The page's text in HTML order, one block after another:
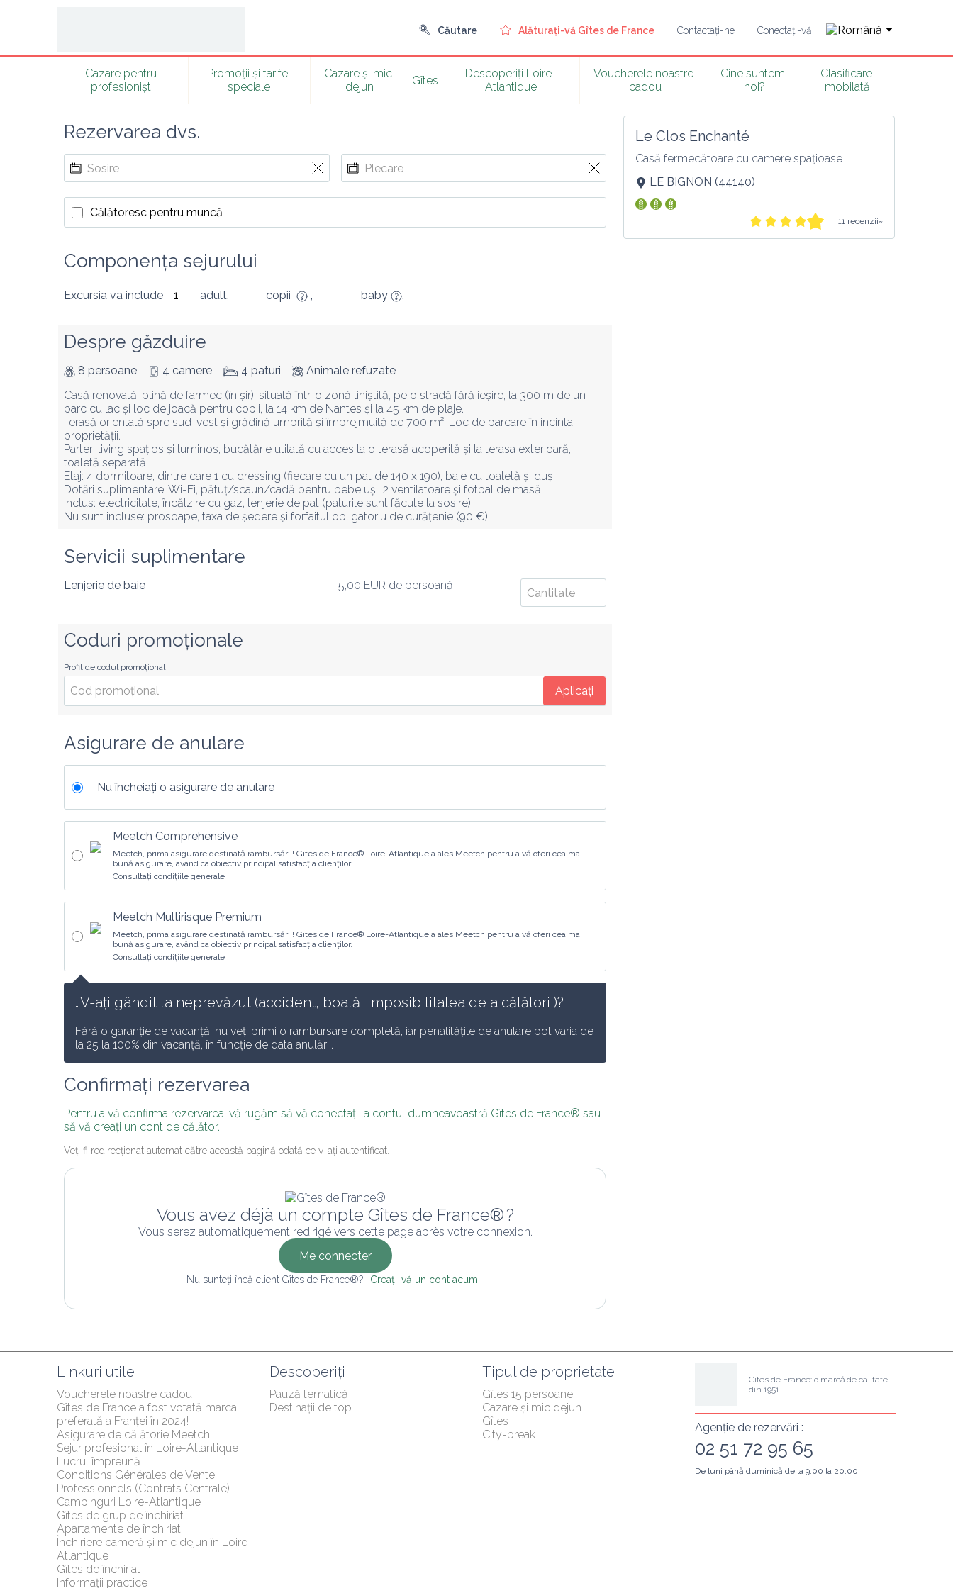
Căutare Alăturați-vă Gîtes de France Contactați-ne Conectați-vă
Cazare pentru
profesioniști
Promoții și tarife
speciale
Cazare și mic
dejun
Gîtes
Descoperiți Loire-
Atlantique
Voucherele noastre
cadou
Cine suntem
noi?
Clasificare
mobilată
Rezervarea dvs.
Călătoresc pentru muncă
Componența sejurului
Excursia va include adult, copii , baby .
Despre găzduire
8 persoane 4 camere 4 paturi
Animale refuzate
Casă renovată, plină de farmec (în șir), situată într-o zonă liniștită, pe o stradă fără ieșire, la 300 m de un
parc cu lac și loc de joacă pentru copii, la 14 km de Nantes și la 45 km de plaje.
Terasă orientată spre sud-vest și grădină umbrită și împrejmuită de 700 m². Loc de parcare în incinta
proprietății.
Parter: living spațios și luminos, bucătărie utilată cu acces la o terasă acoperită și la terasa exterioară,
toaletă separată.
Etaj: 4 dormitoare, dintre care 1 cu dressing (fiecare cu un pat de 140 x 190), baie cu toaletă și duș.
Dotări suplimentare: Wi-Fi, pătuț/scaun/cadă pentru bebeluși, 2 ventilatoare și fotbal de masă.
Inclus: electricitate, încălzire cu gaz, lenjerie de pat (paturile sunt făcute la sosire).
Nu sunt incluse: prosoape, taxa de ședere și forfaitul obligatoriu de curățenie (90 €).
Servicii suplimentare
Lenjerie de baie 5,00 EUR de persoană
Coduri promoționale
Profit de codul promoțional
Aplicați
Asigurare de anulare
Nu încheiați o asigurare de anulare
Meetch Comprehensive
Meetch, prima asigurare destinată rambursării! Gîtes de France® Loire-Atlantique a ales Meetch pentru a vă oferi cea mai
bună asigurare, având ca obiectiv principal satisfacția clienților.
Consultați condițiile generale
Meetch Multirisque Premium
Meetch, prima asigurare destinată rambursării! Gîtes de France® Loire-Atlantique a ales Meetch pentru a vă oferi cea mai
bună asigurare, având ca obiectiv principal satisfacția clienților.
Consultați condițiile generale
…V-ați gândit la neprevăzut (accident, boală, imposibilitatea de a călători )?
Fără o garanție de vacanță, nu veți primi o rambursare completă, iar penalitățile de anulare pot varia de
la 25 la 100% din vacanță, în funcție de data anulării.
Confirmați rezervarea
Pentru a vă confirma rezervarea, vă rugăm să vă conectați la contul dumneavoastră Gîtes de France® sau
să vă creați un cont de călător.
Veți fi redirecționat automat către această pagină odată ce v-ați autentificat.
Vous avez déjà un compte Gîtes de France® ?
Vous serez automatiquement redirigé vers cette page après votre connexion.
Me connecter
Nu sunteți încă client Gîtes de France®? Creați-vă un cont acum!
Le Clos Enchanté
Casă fermecătoare cu camere spațioase
LE BIGNON (44140)
11 recenzii~
Linkuri utile
Voucherele noastre cadou
Gîtes de France a fost votată marca
preferată a Franței în 2024!
Asigurare de călătorie Meetch
Sejur profesional în Loire-Atlantique
Lucrul împreună
Conditions Générales de Vente
Professionnels (Contrats Centrale)
Campinguri Loire-Atlantique
Gîtes de grup de închiriat
Apartamente de închiriat
Închiriere cameră și mic dejun în Loire
Atlantique
Gîtes de închiriat
Informații practice
Descoperiți
Pauză tematică
Destinații de top
Tipul de proprietate
Gîtes 15 persoane
Cazare și mic dejun
Gîtes
City-break
Gîtes de France: o marcă de calitate
din 1951
Agenție de rezervări :
02 51 72 95 65
De luni până duminică de la 9.00 la 20.00